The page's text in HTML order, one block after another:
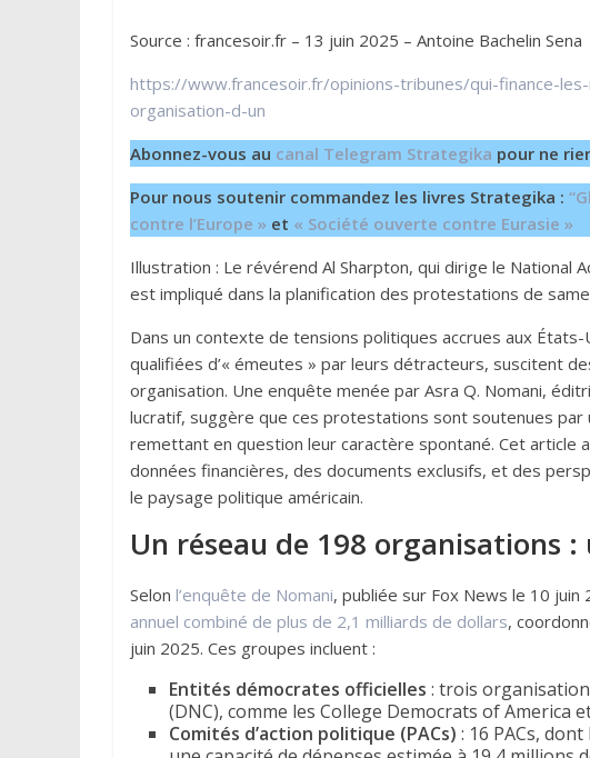
Source : francesoir.fr – 13 juin 2025 – Antoine Bachelin Sena
https://www.francesoir.fr/opinions-tribunes/qui-finance-
organisation-d-un
Abonnez-vous au canal Telegram Strategika pour ne
Pour nous soutenir commandez les livres Strategika :
contre l’Europe » et « Société ouverte contre Eurasie »
Illustration : Le révérend Al Sharpton, qui dirige le National
est impliqué dans la planification des protestations de
Dans un contexte de tensions politiques accrues aux
qualifiées d’« émeutes » par leurs détracteurs, suscitent
organisation. Une enquête menée par Asra Q. Nomani,
lucratif, suggère que ces protestations sont soutenues
remettant en question leur caractère spontané. Cet article
données financières, des documents exclusifs, et des
le paysage politique américain.
Un réseau de 198 organisations :
Selon l’enquête de Nomani, publiée sur Fox News le 10 juin
annuel combiné de plus de 2,1 milliards de dollars,
juin 2025. Ces groupes incluent :
Entités démocrates officielles : trois
(DNC), comme les College Democrats of America
Comités d’action politique (PACs) : 16 PACs,